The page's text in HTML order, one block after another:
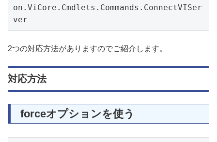
on.ViCore.Cmdlets.Commands.ConnectVISer
ver
2つの対応方法がありますのでご紹介します。
対応方法
forceオプションを使う